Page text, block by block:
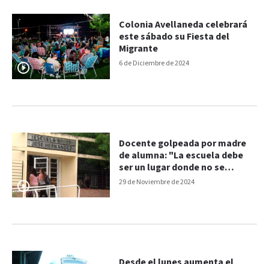
6 de Diciembre de 2024
Colonia Avellaneda celebrará
este sábado su Fiesta del
Migrante
29 de Noviembre de 2024
Docente golpeada por madre
de alumna: "La escuela debe
ser un lugar donde no se
vulneren los derechos"